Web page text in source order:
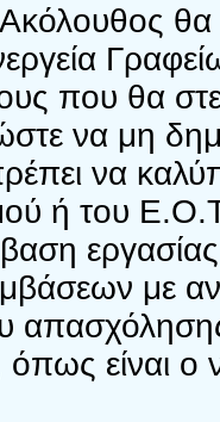
θα
που θα
να μη
να
ή του
εργασίας
με
είναι ο